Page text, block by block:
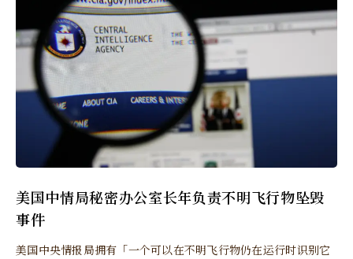
美国中情局秘密办公室长年负责不明飞行物坠毁
事件
美国中央情报局拥有「一个可以在不明飞行物仍在运行时识别它